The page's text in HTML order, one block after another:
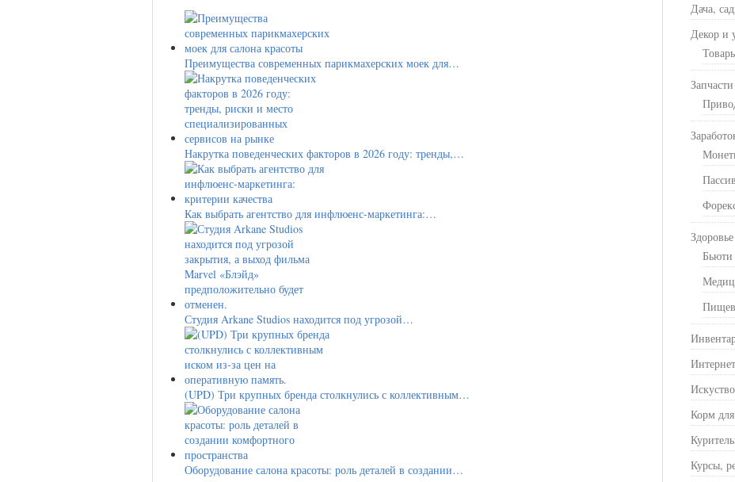
Преимущества современных парикмахерских моек для…
Накрутка поведенческих факторов в 2026 году: тренды,…
Как выбрать агентство для инфлюенс-маркетинга:…
Студия Arkane Studios находится под угрозой…
(UPD) Три крупных бренда столкнулись с коллективным…
Оборудование салона красоты: роль деталей в создании…
Дача,
Декор и
Запчасти
Здоровье
Бьюти
Искуство
Корм
Курсы,